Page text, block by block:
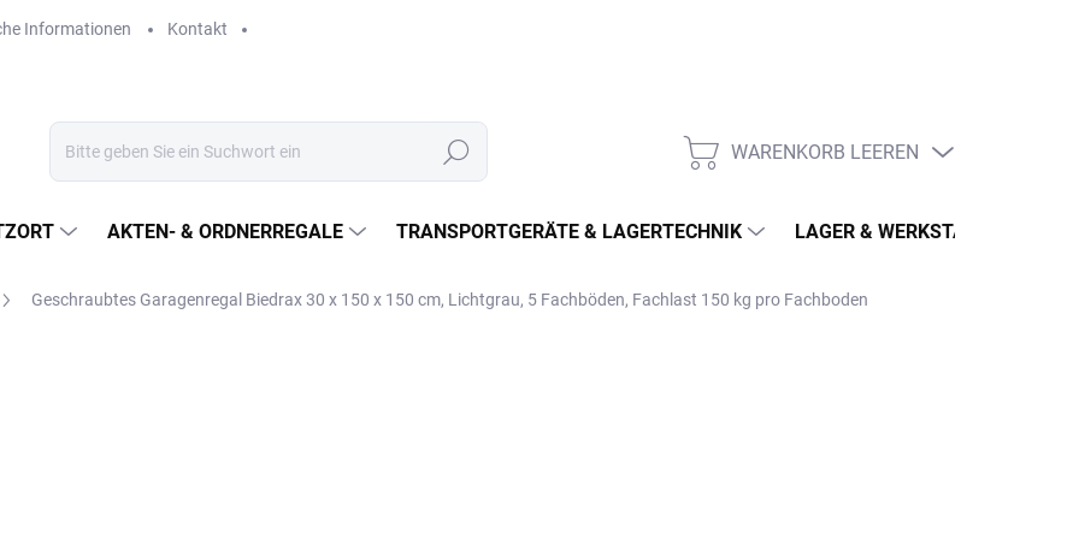
Informationen Kontakt
Suchen WARENKORB
WARENKORB LEEREN
AKTEN- & ORDNERREGALE TRANSPORTGERÄTE & LAGERTECHNIK LAGER & WERKSTATT
Geschraubtes Garagenregal Biedrax 30 x 150 x 150 cm, Lichtgrau, 5 Fachböden, Fachlast 150 kg pro Fachboden